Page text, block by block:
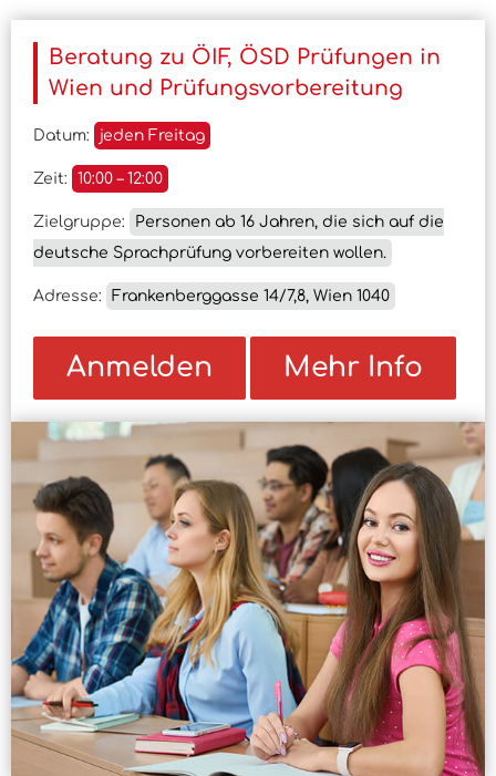
Beratung zu ÖIF, ÖSD Prüfungen in
Wien und Prüfungsvorbereitung
Datum: jeden Freitag
Zeit: 10:00 – 12:00
Zielgruppe:
Personen ab 16 Jahren, die sich auf die
deutsche Sprachprüfung vorbereiten wollen.
Adresse: Frankenberggasse 14/7,8, Wien 1040
Anmelden Mehr Info